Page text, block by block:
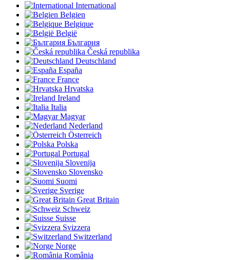
International
Belgien
Belgique
België
България
Česká republika
Deutschland
España
France
Hrvatska
Ireland
Italia
Magyar
Nederland
Österreich
Polska
Portugal
Slovenija
Slovensko
Suomi
Sverige
Great Britain
Schweiz
Suisse
Svizzera
Switzerland
Norge
România